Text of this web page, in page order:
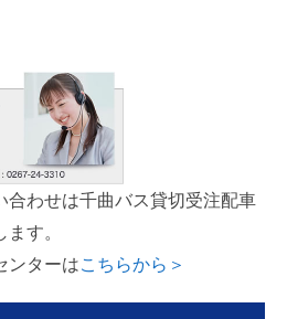
合わせは千曲バス貸切受注配車
す。
ンターはこちらから＞